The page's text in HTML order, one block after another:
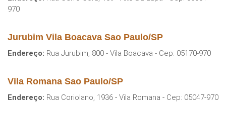
970
Jurubim Vila Boacava Sao Paulo/SP
Endereço: Rua Jurubim, 800 - Vila Boacava - Cep: 05170-970
Vila Romana Sao Paulo/SP
Endereço: Rua Coriolano, 1936 - Vila Romana - Cep: 05047-970